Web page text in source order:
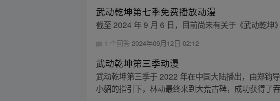
武动乾坤第七季免费播放动漫
截至 2024 年 9 月 6 日，目前尚未有关于《武动乾坤
1 个回答2024年09月12日 02:12
武动乾坤第三季动漫
武动乾坤第三季于 2022 年在中国大陆播出，由郑钧
小貂的指引下，林动最终来到大荒古碑，成功获得了